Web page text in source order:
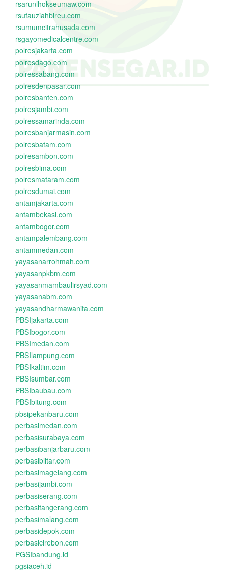
rsarunlhokseumaw.com
rsufauziahbireu.com
rsumumcitrahusada.com
rsgayomedicalcentre.com
polresjakarta.com
polresdago.com
polressabang.com
polresdenpasar.com
polresbanten.com
polresjambi.com
polressamarinda.com
polresbanjarmasin.com
polresbatam.com
polresambon.com
polresbima.com
polresmataram.com
polresdumai.com
antamjakarta.com
antambekasi.com
antambogor.com
antampalembang.com
antammedan.com
yayasanarrohmah.com
yayasanpkbm.com
yayasanmambaulirsyad.com
yayasanabm.com
yayasandharmawanita.com
PBSIjakarta.com
PBSIbogor.com
PBSImedan.com
PBSIlampung.com
PBSIkaltim.com
PBSIsumbar.com
PBSIbaubau.com
PBSIbitung.com
pbsipekanbaru.com
perbasimedan.com
perbasisurabaya.com
perbasibanjarbaru.com
perbasiblitar.com
perbasimagelang.com
perbasijambi.com
perbasiserang.com
perbasitangerang.com
perbasimalang.com
perbasidepok.com
perbasicirebon.com
PGSIbandung.id
pgsiaceh.id